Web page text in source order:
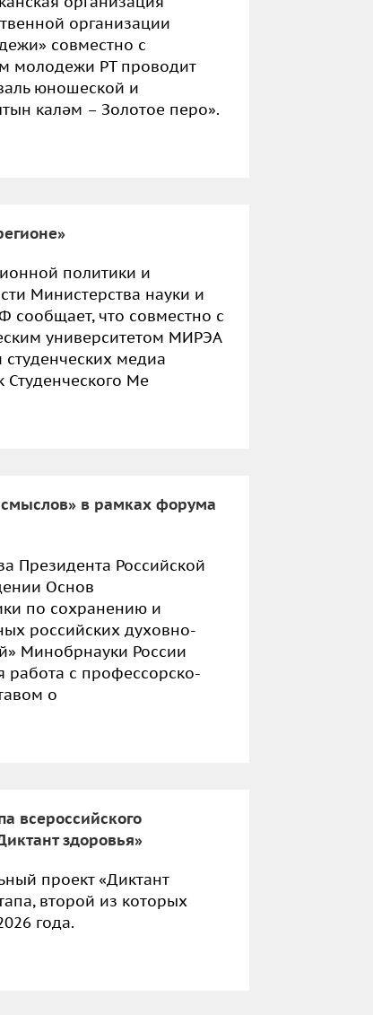
организации
совместно с
молодежи РТ проводит
юношеской и
каләм – Золотое перо».
политики и
Министерства науки и
сообщает, что совместно с
университетом МИРЭА
студенческих медиа
Ме
в рамках форума
Президента Российской
Основ
по сохранению и
российских духовно-
Минобрнауки России
работа с профессорско-
о
всероссийского
здоровья»
проект «Диктант
второй из которых
года.